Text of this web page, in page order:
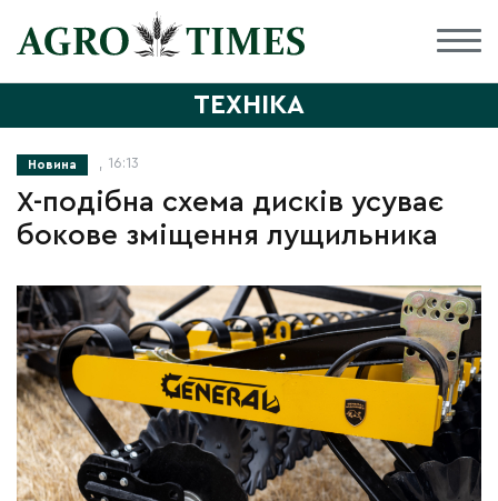
ТЕХНІКА
Новина , 16:13
Х-подібна схема дисків усуває
бокове зміщення лущильника